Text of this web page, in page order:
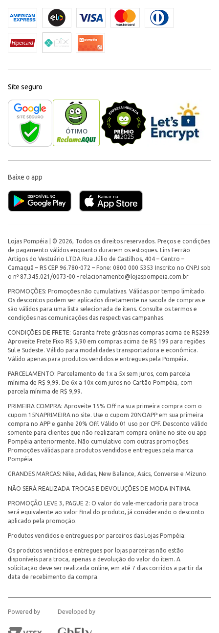
Site seguro
Baixe o app
Lojas Pompéia | © 2026, Todos os direitos reservados. Preços e condições
de pagamento válidos enquanto durarem os estoques. Lins Ferrão
Artigos do Vestuário LTDA Rua Júlio de Castilhos, 404 – Centro –
Camaquã – RS CEP 96.780-072 – Fone: 0800 000 5353 Inscrito no CNPJ sob
o nº 87.345.021/0073-00 - relacionamento@lojaspompeia.com.br
PROMOÇÕES: Promoções não cumulativas. Válidas por tempo limitado.
Os descontos podem ser aplicados diretamente na sacola de compras e
são válidos para uma lista selecionada de itens. Consulte os termos e
condições nas comunicações das respectivas campanhas.
CONDIÇÕES DE FRETE: Garanta frete grátis nas compras acima de R$299.
Aproveite Frete Fixo R$ 9,90 em compras acima de R$ 199 para regiões
Sul e Sudeste. Válido para modalidades transportadora e econômica.
Válido apenas para produtos vendidos e entregues pela Pompéia.
PARCELAMENTO: Parcelamento de 1x a 5x sem juros, com parcela
mínima de R$ 9,99. De 6x a 10x com juros no Cartão Pompéia, com
parcela mínima de R$ 9,99.
PRIMEIRA COMPRA: Aproveite 15% Off na sua primeira compra com o
cupom 15NAPRIMEIRA no site. Use o cupom 20NOAPP em sua primeira
compra no APP e ganhe 20% Off. Válido 01 uso por CPF. Desconto válido
somente para clientes que não realizaram compra online no site ou app
Pompéia anteriormente. Não cumulativo com outras promoções.
Promoções válidas para produtos vendidos e entregues pela marca
Pompéia.
GRANDES MARCAS: Nike, Adidas, New Balance, Asics, Converse e Mizuno.
NÃO SERÁ REALIZADA TROCAS E DEVOLUÇÕES DE MODA INTIMA.
PROMOÇÃO LEVE 3, PAGUE 2: O valor do vale-mercadoria para troca
será equivalente ao valor final do produto, já considerando o desconto
aplicado pela promoção.
Produtos vendidos e entregues por parceiros das Lojas Pompéia:
Os produtos vendidos e entregues por lojas parceiras não estão
disponíveis para troca, apenas a devolução do valor do item. A
solicitação deve ser realizada online, em até 7 dias corridos a partir da
data de recebimento da compra.
Powered by Developed by